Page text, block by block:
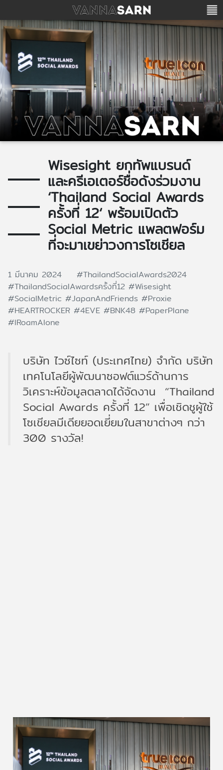
Wisesight ยกทัพแบรนด์
และครีเอเตอร์ชื่อดังร่วมงาน
‘Thailand Social Awards
ครั้งที่ 12‘ พร้อมเปิดตัว
Social Metric แพลตฟอร์ม
ที่จะมาเขย่าวงการโซเชียล
1 มีนาคม 2024
#ThailandSocialAwards2024
#ThailandSocialAwardsครั้งที่12 #Wisesight
#SocialMetric #JapanAndFriends #Proxie
#HEARTROCKER #4EVE #BNK48 #PaperPlane
#IRoamAlone
บริษัท ไวซ์ไซท์ (ประเทศไทย) จำกัด บริษัท
เทคโนโลยีผู้พัฒนาซอฟต์แวร์ด้านการ
วิเคราะห์ข้อมูลตลาดได้จัดงาน “Thailand
Social Awards ครั้งที่ 12” เพื่อเชิดชูผู้ใช้
โซเชียลมีเดียยอดเยี่ยมในสาขาต่างๆ กว่า
300 รางวัล!